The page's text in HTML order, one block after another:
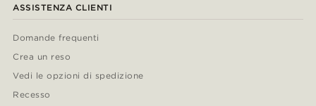
ASSISTENZA CLIENTI
Domande frequenti
Crea un reso
Vedi le opzioni di spedizione
Recesso